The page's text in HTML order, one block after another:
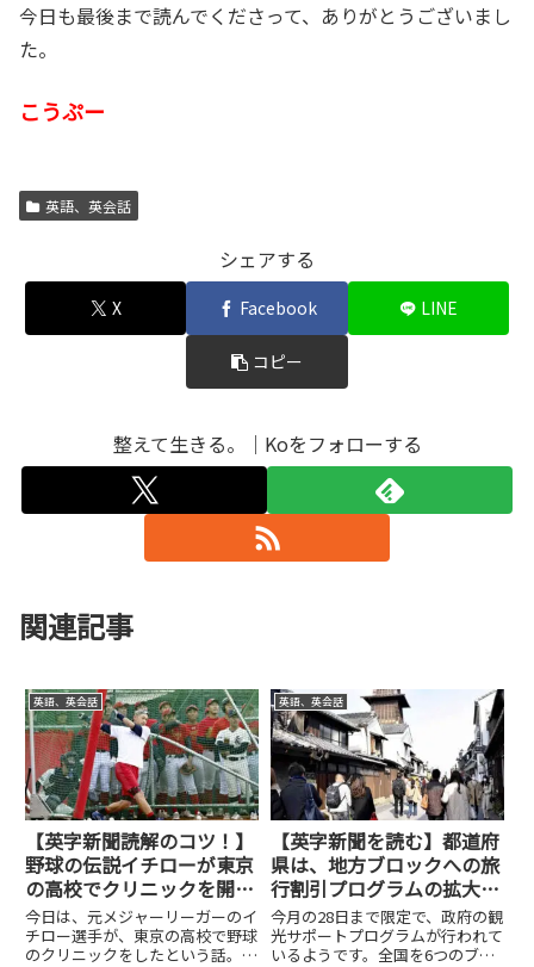
今日も最後まで読んでくださって、ありがとうございまし
た。
こうぷー
英語、英会話
シェアする
X Facebook LINE
コピー
整えて生きる。｜Koをフォローする
関連記事
英語、英会話
【英字新聞読解のコツ！】
野球の伝説イチローが東京
の高校でクリニックを開
く！
今日は、元メジャーリーガーのイ
チロー選手が、東京の高校で野球
のクリニックをしたという話。国
英語、英会話
【英字新聞を読む】都道府
県は、地方ブロックへの旅
行割引プログラムの拡大を
歓迎します！
今月の28日まで限定で、政府の観
光サポートプログラムが行われて
いるようです。全国を6つのブロ